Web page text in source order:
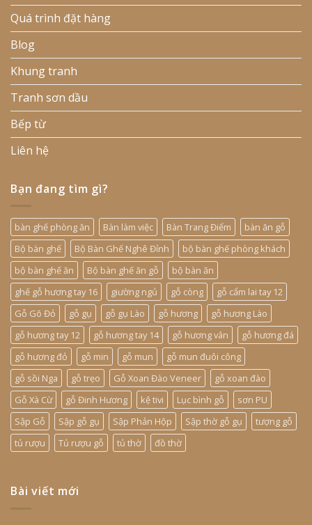
Quá trình đặt hàng
Blog
Khung tranh
Tranh sơn dầu
Bếp từ
Liên hệ
Bạn đang tìm gì?
bàn ghế phòng ăn Bàn làm việc Bàn Trang Điểm
bàn ăn gỗ
Bộ bàn ghế
Bộ Bàn Ghế Nghê Đỉnh
bộ bàn ghế phòng khách
bộ bàn ghế ăn
Bộ bàn ghế ăn gỗ
bộ bàn ăn
ghế gỗ hương tay 16
giường ngủ gỗ còng
gỗ cẩm lai tay 12
Gỗ Gõ Đỏ
gỗ gụ gỗ gụ Lào gỗ hương
gỗ hương Lào
gỗ hương tay 12
gỗ hương tay 14 gỗ hương vân
gỗ hương đá
gỗ hương đỏ
gỗ min gỗ mun
gỗ mun đuôi công
gỗ sồi Nga
gỗ trẹo Gỗ Xoan Đào Veneer
gỗ xoan đào
Gỗ Xà Cừ
gỗ Đinh Hương kệ tivi Lục bình gỗ
sơn PU
Sập Gỗ
Sập gỗ gụ Sập Phản Hộp Sập thờ gỗ gụ
tượng gỗ
tủ rượu
Tủ rượu gỗ tủ thờ đồ thờ
Bài viết mới